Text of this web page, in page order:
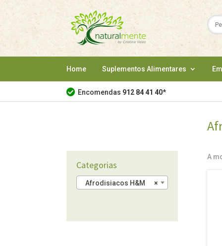
Home Suplementos Alimentares
Encomendas 912 84 41 40*
Categorias
×
Afrodisiacos H&M
A